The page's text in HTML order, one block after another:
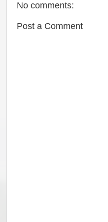
No comments:
Post a Comment